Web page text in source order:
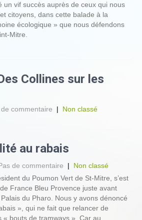
un vif succès auprès de ceux qui nous
citoyens, dans cette balade à la
écologique » que nous défendons
Mitre.
Collines sur les
de commentaire | Non classé
au rabais
de commentaire | Non classé
du Poumon Vert de St-Mitre, s’est
France Bleu Provence juste avant
du Pharo. Nous y avons dénoncé
», qui ne fait que relancer de
« bouts de tramways ». Car au